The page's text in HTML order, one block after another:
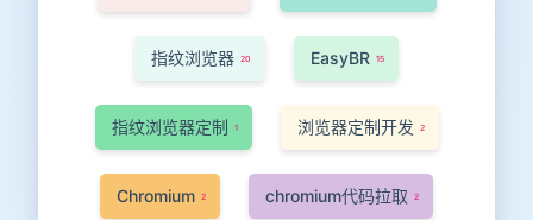
指纹浏览器 20 EasyBR 15
指纹浏览器定制 1 浏览器定制开发 2
Chromium 2 chromium代码拉取 2